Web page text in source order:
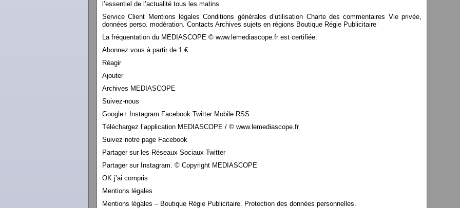
l’essentiel de l’actualité tous les matins
Service Client Mentions légales Conditions générales d’utilisation Charte des commentaires Vie privée,
données perso. modération. Contacts Archives sujets en régions Boutique Régie Publicitaire
La fréquentation du MEDIASCOPE © www.lemediascope.fr est certifiée.
Abonnez vous à partir de 1 €
Réagir
Ajouter
Archives MEDIASCOPE
Suivez-nous
Google+ Instagram Facebook Twitter Mobile RSS
Téléchargez l’application MEDIASCOPE / © www.lemediascope.fr
Suivez notre page Facebook
Partager sur les Réseaux Sociaux Twitter
Partager sur Instagram. © Copyright MEDIASCOPE
OK j’ai compris
Mentions légales
Mentions légales – Boutique Régie Publicitaire. Protection des données personnelles.